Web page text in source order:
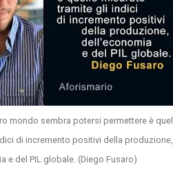
mondo sembra potersi permettere è
di incremento positivi della produzione,
e del PIL globale. (Diego Fusaro)